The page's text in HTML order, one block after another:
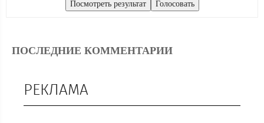
ПОСЛЕДНИЕ КОММЕНТАРИИ
РЕКЛАМА